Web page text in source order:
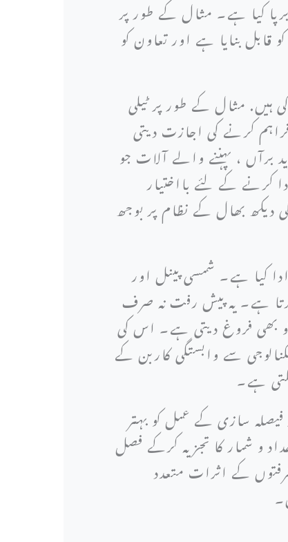
کیا ہے۔ مثال کے طور پر
قابل بنایا ہے اور تعاون کو
مثال کے طور پر ٹیلی
کرنے کی اجازت دیتی
برآں ، پہننے والے آلات جو
کرنے کے لئے بااختیار
دیکھ بھال کے نظام پر بوجھ
کیا ہے۔ شمسی پینل اور
کرتا ہے۔ یہ پیش رفت نہ صرف
بھی فروغ دیتی ہے۔ اس کی
سے وابستگی کاربن کے
ہے۔
سازی کے عمل کو بہتر
و شمار کا تجزیہ کرکے فصل
کے اثرات متعدد